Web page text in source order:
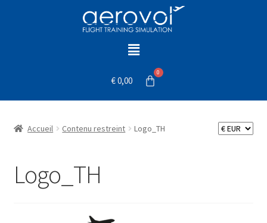
€0,00
Accueil Contenu restreint Logo_TH
Logo_TH